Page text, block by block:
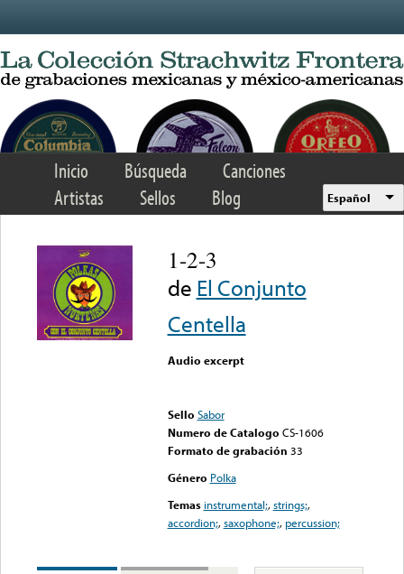
Inicio Búsqueda
Canciones
Artistas
Sellos Blog Español
1-2-3
de El Conjunto
Centella
Audio excerpt
Sello Sabor
Numero de Catalogo CS-1606
Formato de grabación 33
Género Polka
Temas instrumental;,strings;,
accordion;,saxophone;, percussion;